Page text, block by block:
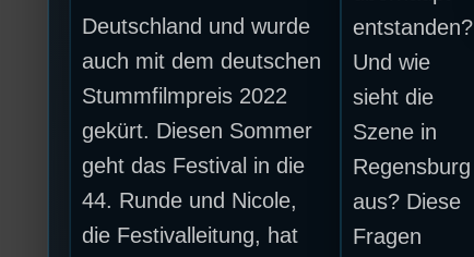
Deutschland und wurde
auch mit dem deutschen
Stummfilmpreis 2022
gekürt. Diesen Sommer
geht das Festival in die
44. Runde und Nicole,
die Festivalleitung, hat
entstanden?
Und wie
sieht die
Szene in
Regensburg
aus? Diese
Fragen